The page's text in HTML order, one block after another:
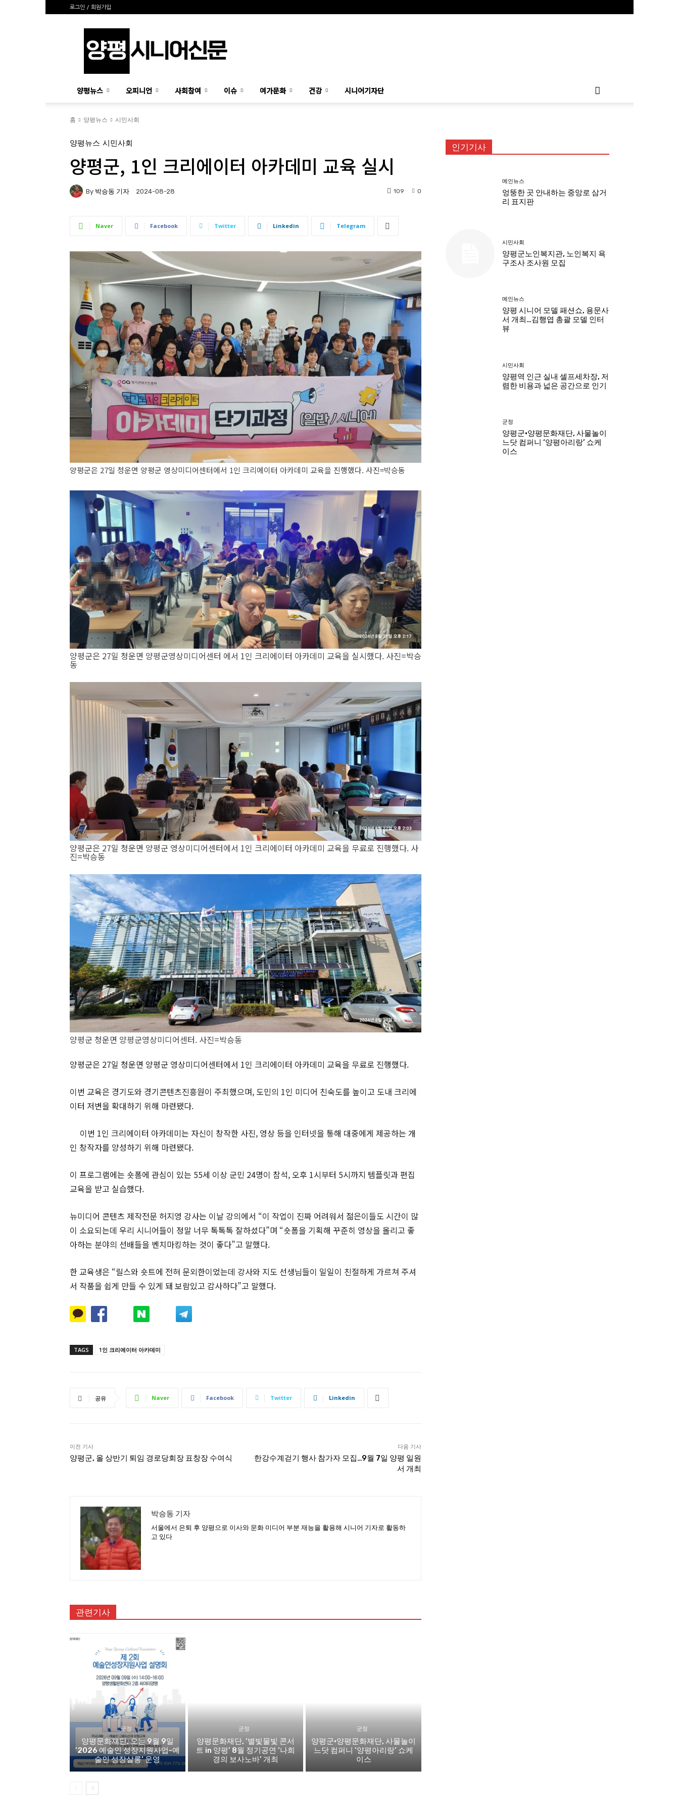
로그인 / 회원가입
시
신
양평뉴스 오피니언 사회참여 이슈 여가문화 건강 시니어기자단
홈 양평뉴스 시민사회
양평뉴스 시민사회
양평군, 1인 크리에이터 아카데미 교육 실시
By 박승동 기자 2024-08-28 0
109
Naver Facebook Twitter Linkedin Telegram
양평군은 27일 청운면 양평군 영상미디어센터에서 1인 크리에이터 아카데미 교육을 진행했다. 사진=박승동
양평군은 27일 청운면 양평군영상미디어센터 에서 1인 크리에이터 아카데미 교육을 실시했다. 사진=박승
동
양평군은 27일 청운면 양평군 영상미디어센터에서 1인 크리에이터 아카데미 교육을 무료로 진행했다. 사
진=박승동
양평군 청운면 양평군영상미디어센터. 사진=박승동
양평군은 27일 청운면 양평군 영상미디어센터에서 1인 크리에이터 아카데미 교육을 무료로 진행했다.
이번 교육은 경기도와 경기콘텐츠진흥원이 주최했으며, 도민의 1인 미디어 친숙도를 높이고 도내 크리에
이터 저변을 확대하기 위해 마련됐다.
이번 1인 크리에이터 아카데미는 자신이 창작한 사진, 영상 등을 인터넷을 통해 대중에게 제공하는 개
인 창작자를 양성하기 위해 마련됐다.
이 프로그램에는 숏폼에 관심이 있는 55세 이상 군민 24명이 참석, 오후 1시부터 5시까지 템플릿과 편집
교육을 받고 실습했다.
뉴미디어 콘텐츠 제작전문 허지영 강사는 이날 강의에서 “이 작업이 진짜 어려워서 젊은이들도 시간이 많
이 소요되는데 우리 시니어들이 정말 너무 톡톡톡 잘하셨다”며 “숏폼을 기획해 꾸준히 영상을 올리고 좋
아하는 분야의 선배들을 벤치마킹하는 것이 좋다”고 말했다.
한 교육생은 “릴스와 숏트에 전혀 문외한이었는데 강사와 지도 선생님들이 일일이 친절하게 가르쳐 주셔
서 작품을 쉽게 만들 수 있게 돼 보람있고 감사하다”고 말했다.
TAGS 1인 크리에이터 아카데미
공유 Naver Facebook Twitter Linkedin
이전 기사
양평군, 올 상반기 퇴임 경로당회장 표창장 수여식
다음 기사
한강수계걷기 행사 참가자 모집…9월 7일 양평 일원
서 개최
박승동 기자
서울에서 은퇴 후 양평으로 이사와 문화 미디어 부분 재능을 활용해 시니어 기자로 활동하
고 있다
관련기사
군정
양평문화재단, 오는 9월 9일
‘2026 예술인 성장지원사업-예
술인 성장살롱’ 운영
군정
양평문화재단, ‘별빛물빛 콘서
트 in 양평’ 8월 정기공연 ‘나희
경의 보사노바’ 개최
군정
양평군·양평문화재단, 사물놀이
느닷 컴퍼니 ‘양평아리랑’ 쇼케
이스
인기기사
메인뉴스
엉뚱한 곳 안내하는 중앙로 삼거
리 표지판
시민사회
양평군노인복지관, 노인복지 욕
구조사 조사원 모집
메인뉴스
양평 시니어 모델 패션쇼, 용문사
서 개최…김행엽 총괄 모델 인터
뷰
시민사회
양평역 인근 실내 셀프세차장, 저
렴한 비용과 넓은 공간으로 인기
군정
양평군·양평문화재단, 사물놀이
느닷 컴퍼니 ‘양평아리랑’ 쇼케
이스